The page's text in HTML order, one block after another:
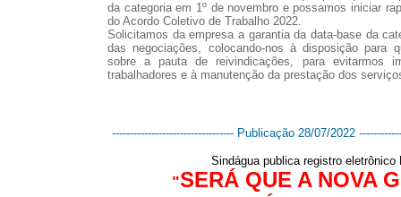
da categoria em 1º de novembro e possamos iniciar
do Acordo Coletivo de Trabalho 2022.
Solicitamos da empresa a garantia da data-base da
das negociações, colocando-nos à disposição para
sobre a pauta de reivindicações, para evitarmos
trabalhadores e à manutenção da prestação dos
---------------------------------- Publicação 28/07/2022
Sindágua publica registro
"SERÁ QUE A NOVA